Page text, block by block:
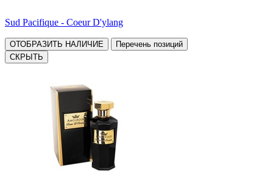
Sud Pacifique - Coeur D'ylang
ОТОБРАЗИТЬ НАЛИЧИЕ
Перечень позиций
СКРЫТЬ